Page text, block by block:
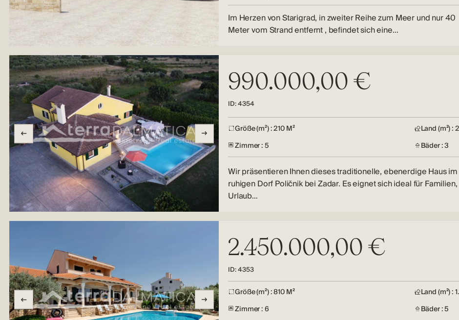
Im Herzen von Starigrad, in zweiter Reihe zum Meer und nur 40
Meter vom Strand entfernt , befindet sich eine…
990.000,00 €
ID: 4354
Größe (m²) : 210 M²
Land (m²) :
Zimmer : 5
Bäder : 3
Wir präsentieren Ihnen dieses traditionelle, ebenerdige Haus im
ruhigen Dorf Poličnik bei Zadar. Es eignet sich ideal für Familien,
Urlaub…
2.450.000,00 €
ID: 4353
Größe (m²) : 810 M²
Land (m²) :
Zimmer : 6
Bäder : 5